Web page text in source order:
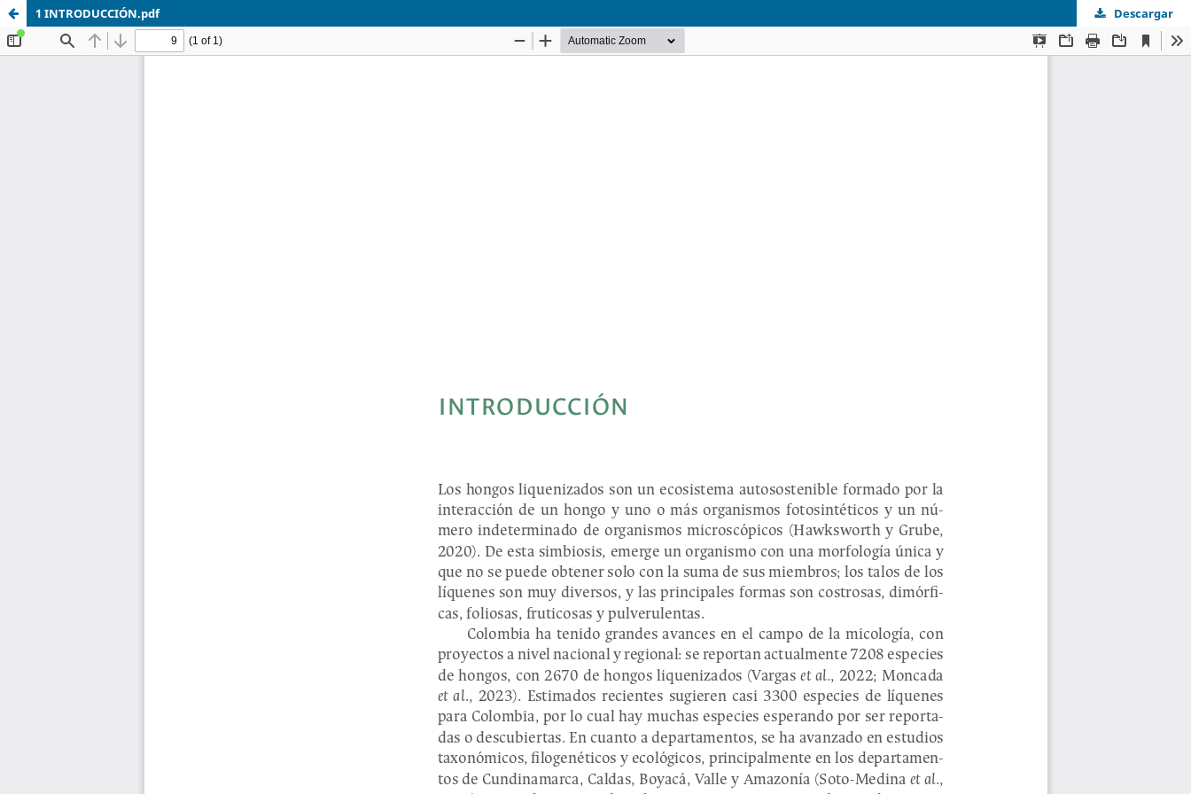
1 INTRODUCCIÓN.pdf Descargar